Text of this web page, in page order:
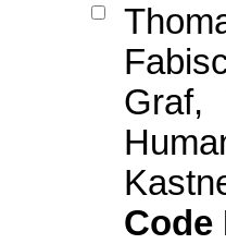
Graf,
Code